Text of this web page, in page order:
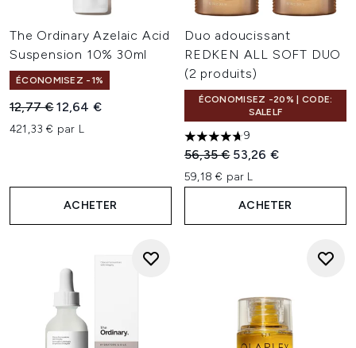
The Ordinary Azelaic Acid
Suspension 10% 30ml
ÉCONOMISEZ -1%
Prix de vente :
12,77 €Prix ​​actuel :
12,64 €
421,33 € par L
ACHETER
Duo adoucissant
REDKEN ALL SOFT DUO
(2 produits)
ÉCONOMISEZ -20% | CODE:
SALELF
4.67 étoiles sur un maximum
9
Prix de vente :
56,35 € Prix ​​actuel :
53,26 €
59,18 € par L
ACHETER